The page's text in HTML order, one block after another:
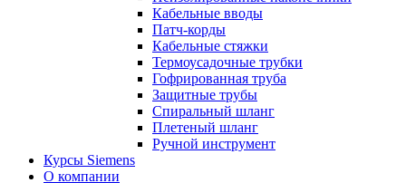
Кабельные вводы
Патч-корды
Кабельные стяжки
Термоусадочные трубки
Гофрированная труба
Защитные трубы
Спиральный шланг
Плетеный шланг
Ручной инструмент
Курсы Siemens
О компании